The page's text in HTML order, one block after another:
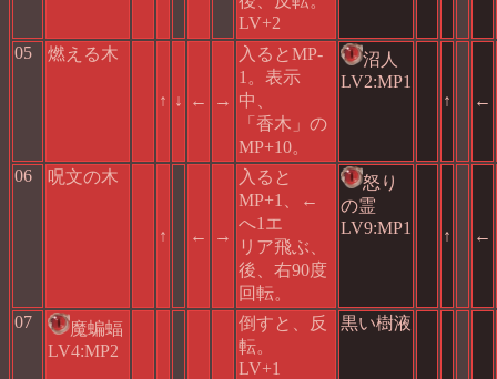
LV+2
05 燃える木
↑ ↓ ← →
入るとMP-
1。表示
中、
「香木」の
MP+10。
沼人
LV2:MP1
↑
←
06 呪文の木
↑ ← →
入ると
MP+1、←
へ1エ
リア飛ぶ、
後、右90度
回転。
怒り
の霊
LV9:MP1
↑ ←
07
魔蝙蝠
LV4:MP2
倒すと、反
転。
LV+1
黒い樹液